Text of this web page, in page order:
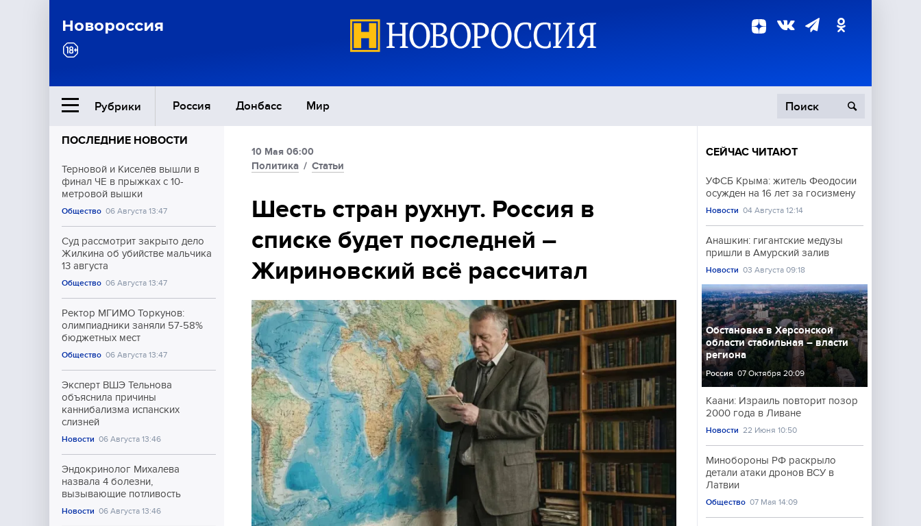
Новороссия
Рубрики Россия Донбасс Мир
Ближний Восток
Общество
Экономика
Происшествия
Культура
Спорт
ПОСЛЕДНИЕ НОВОСТИ
Терновой и Киселёв вышли в
финал ЧЕ в прыжках с 10-
метровой вышки
Общество 06 Августа 13:47
Суд рассмотрит закрыто дело
Жилкина об убийстве мальчика
13 августа
Общество 06 Августа 13:47
Ректор МГИМО Торкунов:
олимпиадники заняли 57-58%
бюджетных мест
Общество 06 Августа 13:47
Эксперт ВШЭ Тельнова
объяснила причины
каннибализма испанских
слизней
Новости 06 Августа 13:46
Эндокринолог Михалева
назвала 4 болезни,
вызывающие потливость
Новости 06 Августа 13:46
10 Мая 06:00
Политика / Статьи
Шесть стран рухнут. Россия в
списке будет последней –
Жириновский всё рассчитал
СЕЙЧАС ЧИТАЮТ
УФСБ Крыма: житель Феодосии
осужден на 16 лет за госизмену
Новости 04 Августа 12:14
Анашкин: гигантские медузы
пришли в Амурский залив
Новости 03 Августа 09:18
Обстановка в Херсонской
области стабильная – власти
региона
Россия 07 Октября 20:09
Каани: Израиль повторит позор
2000 года в Ливане
Новости 22 Июня 10:50
Минобороны РФ раскрыло
детали атаки дронов ВСУ в
Латвии
Общество 07 Мая 14:09